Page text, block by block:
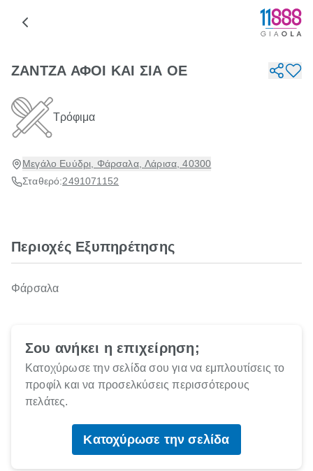
ΖΑΝΤΖΑ ΑΦΟΙ ΚΑΙ ΣΙΑ ΟΕ
Τρόφιμα
Μεγάλο Ευύδρι, Φάρσαλα, Λάρισα, 40300
Σταθερό:2491071152
Περιοχές Εξυπηρέτησης
Φάρσαλα
Σου ανήκει η επιχείρηση;
Κατοχύρωσε την σελίδα σου για να εμπλουτίσεις το
προφίλ και να προσελκύσεις περισσότερους
πελάτες.
Κατοχύρωσε την σελίδα